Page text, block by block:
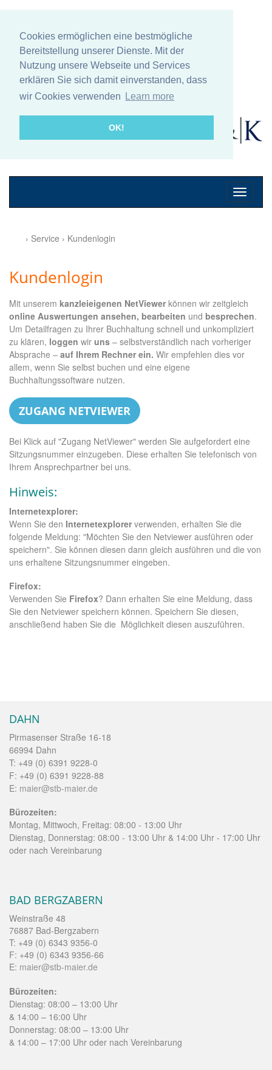
Cookies ermöglichen eine bestmögliche
Bereitstellung unserer Dienste. Mit der
Nutzung unsere Webseite und Services
erklären Sie sich damit einverstanden, dass
wir Cookies verwenden
Learn more
OK!
Mobile
› Service › Kundenlogin
Kundenlogin
Mit unserem kanzleieigenen NetViewer können wir zeitgleich
online Auswertungen ansehen, bearbeiten und besprechen.
Um Detailfragen zu Ihrer Buchhaltung schnell und unkompliziert
zu klären, loggen wir uns – selbstverständlich nach vorheriger
Absprache – auf Ihrem Rechner ein. Wir empfehlen dies vor
allem, wenn Sie selbst buchen und eine eigene
Buchhaltungssoftware nutzen.
ZUGANG NETVIEWER
Bei Klick auf "Zugang NetViewer" werden Sie aufgefordert eine
Sitzungsnummer einzugeben. Diese erhalten Sie telefonisch von
Ihrem Ansprechpartner bei uns.
Hinweis:
Internetexplorer:
Wenn Sie den Internetexplorer verwenden, erhalten Sie die
folgende Meldung: "Möchten Sie den Netviewer ausführen oder
speichern". Sie können diesen dann gleich ausführen und die von
uns erhaltene Sitzungsnummer eingeben.
Firefox:
Verwenden Sie Firefox? Dann erhalten Sie eine Meldung, dass
Sie den Netviewer speichern können. Speichern Sie diesen,
anschließend haben Sie die Möglichkeit diesen auszuführen.
DAHN
Pirmasenser Straße 16-18
66994 Dahn
T: +49 (0) 6391 9228-0
F: +49 (0) 6391 9228-88
E: maier@stb-maier.de
Bürozeiten:
Montag, Mittwoch, Freitag: 08:00 - 13:00 Uhr
Dienstag, Donnerstag: 08:00 - 13:00 Uhr & 14:00 Uhr - 17:00 Uhr
oder nach Vereinbarung
BAD BERGZABERN
Weinstraße 48
76887 Bad-Bergzabern
T: +49 (0) 6343 9356-0
F: +49 (0) 6343 9356-66
E: maier@stb-maier.de
Bürozeiten:
Dienstag: 08:00 – 13:00 Uhr
& 14:00 – 16:00 Uhr
Donnerstag: 08:00 – 13:00 Uhr
& 14:00 – 17:00 Uhr oder nach Vereinbarung